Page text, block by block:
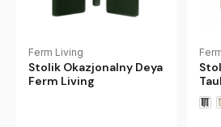
Ferm Living
Stolik Okazjonalny Deya
Ferm Living